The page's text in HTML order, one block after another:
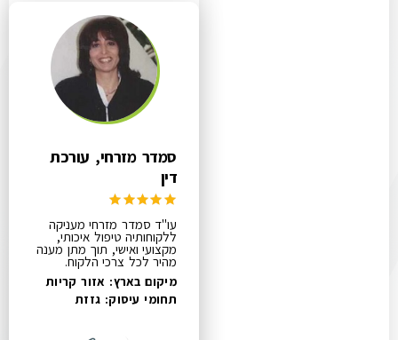
סמדר מזרחי, עורכת
דין
עו"ד סמדר מזרחי מעניקה
ללקוחותיה טיפול איכותי,
מקצועי ואישי, תוך מתן מענה
מהיר לכל צרכי הלקוח.
מיקום בארץ: אזור קריות
תחומי עיסוק: גזזת